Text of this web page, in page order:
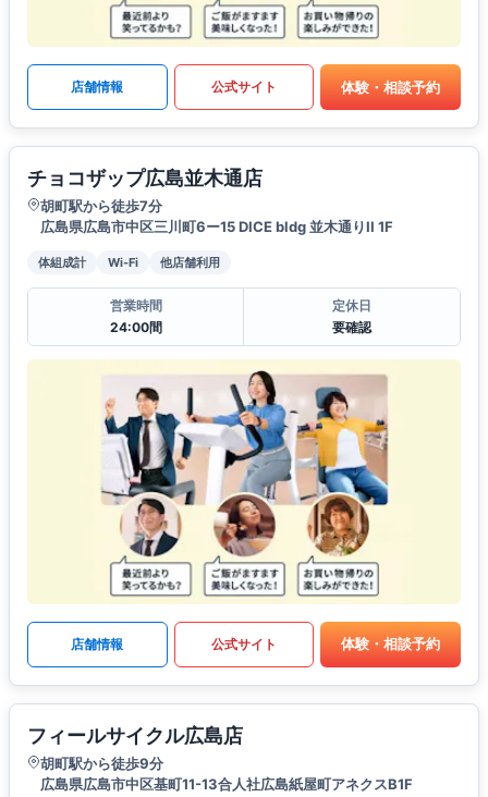
店舗情報 公式サイト 体験・相談予約
チョコザップ広島並木通店
胡町駅から徒歩7分
広島県広島市中区三川町6ー15 DICE bldg 並木通りII 1F
体組成計 Wi-Fi 他店舗利用
営業時間
24:00間
定休日
要確認
店舗情報 公式サイト 体験・相談予約
フィールサイクル広島店
胡町駅から徒歩9分
広島県広島市中区基町11-13合人社広島紙屋町アネクスB1F